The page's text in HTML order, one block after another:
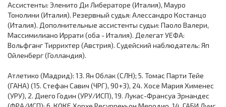
Ассистенты: Эленито Ди Либераторе (Италия), Мауро
Тонолини (Италия). Резервный судья: Алессандро Костанцо
(Италия). Дополнительные ассистенты судьи: Паоло Валери,
Массимилиано Иррати (оба - Италия). Делегат УЕФА:
Вольфганг Тиррихтер (Австрия). Судейский наблюдатель: Яп
Ойленберг (Голландия).
Атлетико (Мадрид): 13. Ян Облак (СЛН); 5. Томас Парти Тейе
(ГАНА) (15. Стефан Савич (ЧРГ), 90+3), 24. Хосе Мария Хименес
(УРУ), 2. Диего Годин (УРУ/ИСП), 19. Лукас-Франсуа Эрнандес